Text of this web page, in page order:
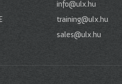
info@ulx.hu
training@ulx.hu
sales@ulx.hu